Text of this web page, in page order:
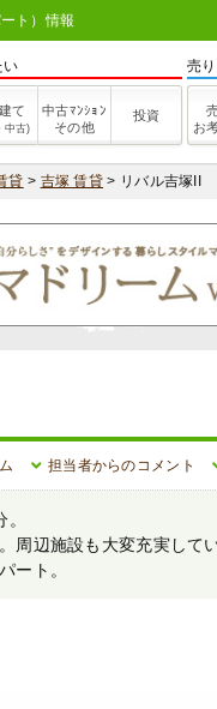
ト）情報
い
て
中古)
中古ﾏﾝｼｮﾝ
その他
投資
売
お
貸 > 吉塚 賃貸 > リバル吉塚II
担当者からのコメント
周辺施設も大変充実してい
ート。